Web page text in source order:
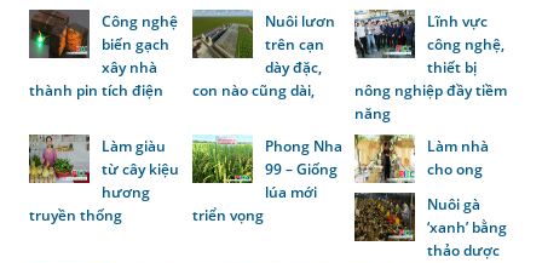
Công nghệ
biến gạch
xây nhà
thành pin tích điện
Nuôi lươn
trên cạn
dày đặc,
con nào cũng dài,
Lĩnh vực
công nghệ,
thiết bị
nông nghiệp đầy tiềm
năng
Làm giàu
từ cây kiệu
hương
truyền thống
Phong Nha
99 – Giống
lúa mới
triển vọng
Làm nhà
cho ong
Nuôi gà
‘xanh’ bằng
thảo dược